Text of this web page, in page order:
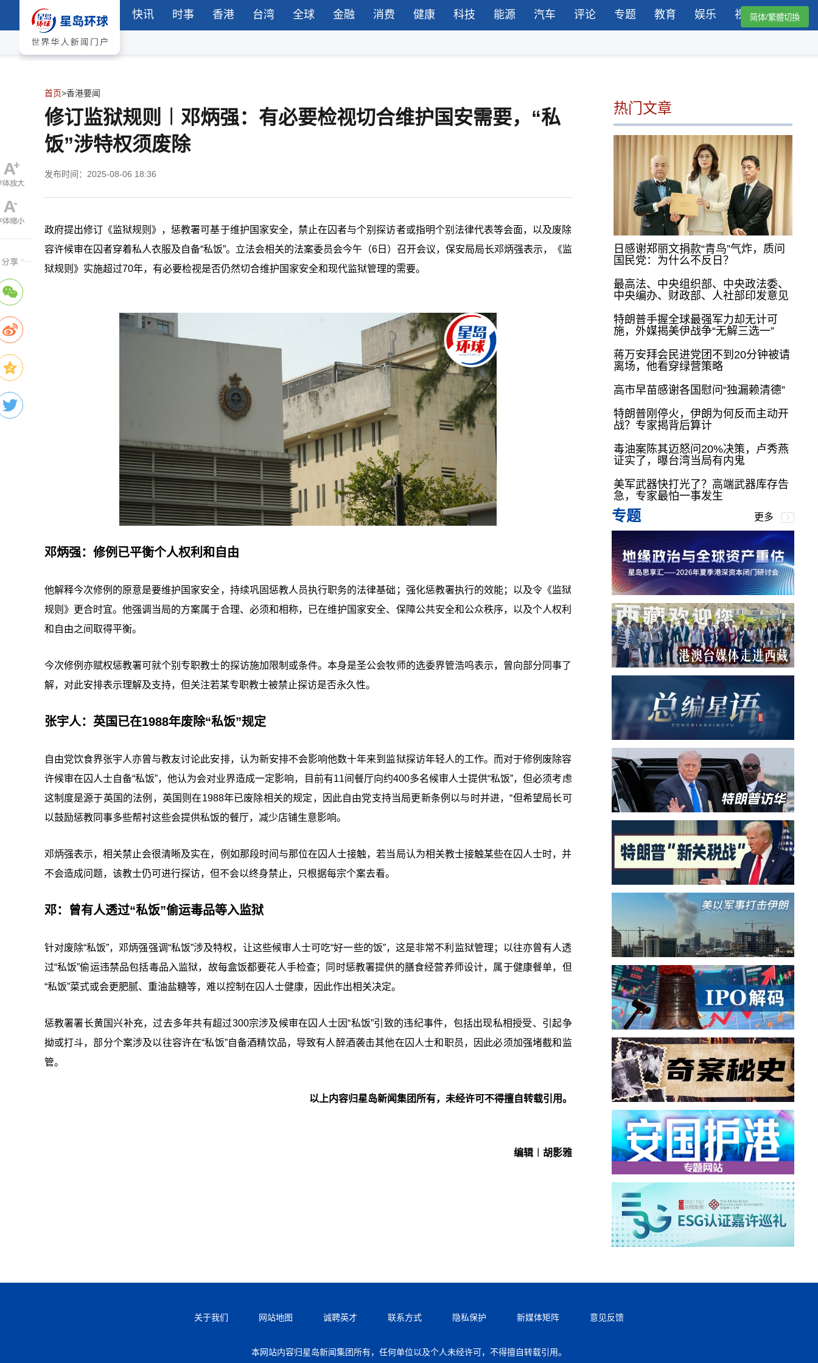
快讯 时事 香港 台湾 全球 金融 消费 健康 科技 能源 汽车 评论 专题 教育 娱乐 视频简体/繁體切換
首页>香港要闻
修订监狱规则︱邓炳强：有必要检视切合维护国安需要，“私
饭”涉特权须废除
发布时间：2025-08-06 18:36
政府提出修订《监狱规则》，惩教署可基于维护国家安全，禁止在囚者与个别探访者或指明个别法律代表等会面，以及废除
容许候审在囚者穿着私人衣服及自备“私饭”。立法会相关的法案委员会今午（6日）召开会议，保安局局长邓炳强表示，《监
狱规则》实施超过70年，有必要检视是否仍然切合维护国家安全和现代监狱管理的需要。
邓炳强：修例已平衡个人权利和自由
他解释今次修例的原意是要维护国家安全，持续巩固惩教人员执行职务的法律基础；强化惩教署执行的效能；以及令《监狱
规则》更合时宜。他强调当局的方案属于合理、必须和相称，已在维护国家安全、保障公共安全和公众秩序，以及个人权利
和自由之间取得平衡。
今次修例亦赋权惩教署可就个别专职教士的探访施加限制或条件。本身是圣公会牧师的选委界管浩呜表示，曾向部分同事了
解，对此安排表示理解及支持，但关注若某专职教士被禁止探访是否永久性。
张宇人：英国已在1988年废除“私饭”规定
自由党饮食界张宇人亦曾与教友讨论此安排，认为新安排不会影响他数十年来到监狱探访年轻人的工作。而对于修例废除容
许候审在囚人士自备“私饭”，他认为会对业界造成一定影响，目前有11间餐厅向约400多名候审人士提供“私饭”，但必须考虑
这制度是源于英国的法例，英国则在1988年已废除相关的规定，因此自由党支持当局更新条例以与时并进，“但希望局长可
以鼓励惩教同事多些帮衬这些会提供私饭的餐厅，减少店铺生意影响。
邓炳强表示，相关禁止会很清晰及实在，例如那段时间与那位在囚人士接触，若当局认为相关教士接触某些在囚人士时，并
不会造成问题，该教士仍可进行探访，但不会以终身禁止，只根据每宗个案去看。
邓：曾有人透过“私饭”偷运毒品等入监狱
针对废除“私饭”，邓炳强强调“私饭”涉及特权，让这些候审人士可吃“好一些的饭”，这是非常不利监狱管理；以往亦曾有人透
过“私饭”偷运违禁品包括毒品入监狱，故每盒饭都要花人手检查；同时惩教署提供的膳食经营养师设计，属于健康餐单，但
“私饭”菜式或会更肥腻、重油盐糖等，难以控制在囚人士健康，因此作出相关决定。
惩教署署长黄国兴补充，过去多年共有超过300宗涉及候审在囚人士因“私饭”引致的违纪事件，包括出现私相授受、引起争
拗或打斗，部分个案涉及以往容许在“私饭”自备酒精饮品，导致有人醉酒袭击其他在囚人士和职员，因此必须加强堵截和监
管。
以上内容归星岛新闻集团所有，未经许可不得擅自转载引用。
编辑︱胡影雅
热门文章
日感谢郑丽文捐款“青鸟”气炸，质问
国民党：为什么不反日？
最高法、中央组织部、中央政法委、
中央编办、财政部、人社部印发意见
特朗普手握全球最强军力却无计可
施，外媒揭美伊战争“无解三选一”
蒋万安拜会民进党团不到20分钟被请
离场，他看穿绿营策略
高市早苗感谢各国慰问“独漏赖清德”
特朗普刚停火，伊朗为何反而主动开
战？专家揭背后算计
毒油案陈其迈怒问20%决策，卢秀燕
证实了，曝台湾当局有内鬼
美军武器快打光了？高端武器库存告
急，专家最怕一事发生
专题 更多
关于我们 网站地图 诚聘英才 联系方式 隐私保护 新媒体矩阵 意见反馈
本网站内容归星岛新闻集团所有，任何单位以及个人未经许可，不得擅自转载引用。